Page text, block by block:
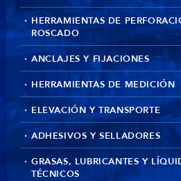
HERRAMIENTAS DE
ROSCADO
ANCLAJES Y FIJACIONES
HERRAMIENTAS DE MEDICIÓN
ELEVACIÓN Y TRANSPORTE
ADHESIVOS Y SELLADORES
GRASAS, LUBRICANTES Y
TÉCNICOS